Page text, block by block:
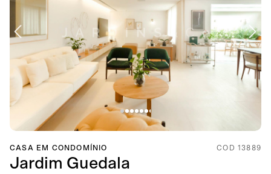
CASA EM CONDOMÍNIO COD 13889
Jardim Guedala